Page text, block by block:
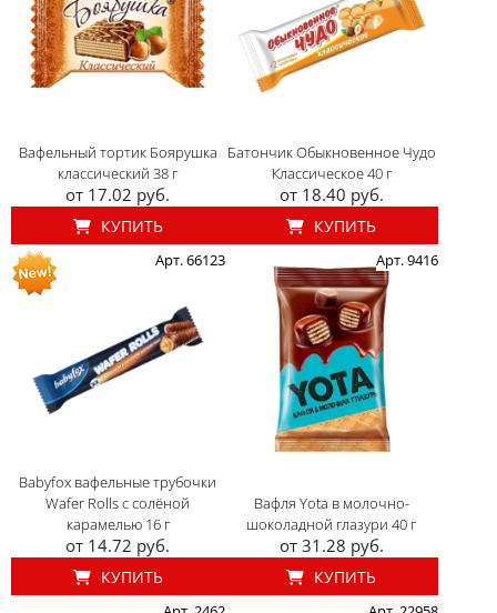
Вафельный тортик Боярушка
классический 38 г
от 17.02 руб.
КУПИТЬ
Батончик Обыкновенное Чудо
Классическое 40 г
от 18.40 руб.
КУПИТЬ
Арт. 66123
Babyfox вафельные трубочки
Wafer Rolls с солёной
карамелью 16 г
от 14.72 руб.
КУПИТЬ
Арт. 9416
Вафля Yota в молочно-
шоколадной глазури 40 г
от 31.28 руб.
КУПИТЬ